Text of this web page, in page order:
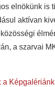
elnökünk is
aktívan
a szarvai
a